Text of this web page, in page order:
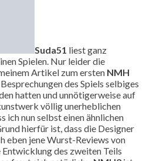
Suda51 liest ganz
Spielen. Nur leider die
Artikel zum ersten NMH
des Spiels selbiges
hatten und unnötigerweise auf
völlig unerheblichen
ich nun selbst einen ähnlichen
hierfür ist, dass die Designer
eben jene Wurst-Reviews von
des zweiten Teils